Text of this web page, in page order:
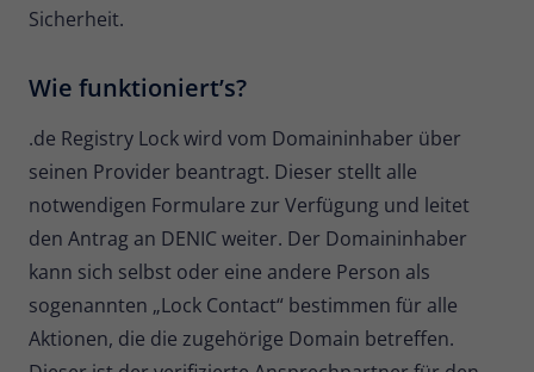
Sicherheit.
Wie funktioniert’s?
.de Registry Lock wird vom Domaininhaber über
seinen Provider beantragt. Dieser stellt alle
notwendigen Formulare zur Verfügung und leitet
den Antrag an DENIC weiter. Der Domaininhaber
kann sich selbst oder eine andere Person als
sogenannten „Lock Contact“ bestimmen für alle
Aktionen, die die zugehörige Domain betreffen.